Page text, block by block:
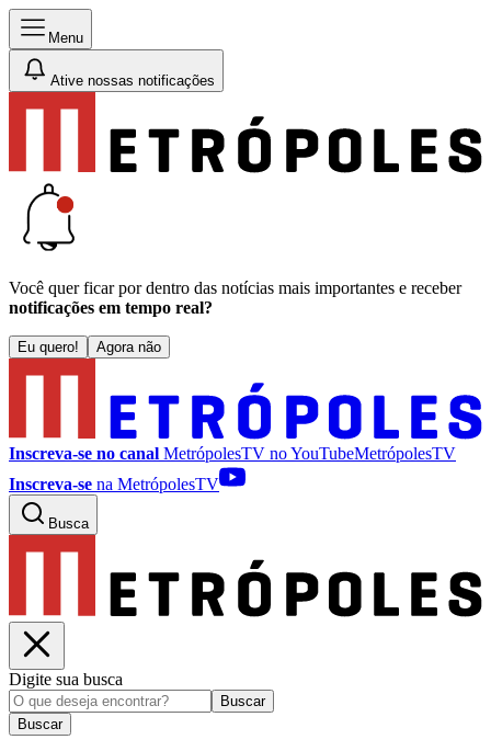
Menu
Ative nossas notificações
Você quer ficar por dentro das notícias mais importantes e receber
notificações em tempo real?
Eu quero! Agora não
Inscreva-se no canal MetrópolesTV noYouTubeMetrópolesTV
Inscreva-se na MetrópolesTV
Busca
Digite sua busca
Buscar
Buscar